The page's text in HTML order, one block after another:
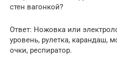
стен вагонкой?
Ответ: Ножовка или
уровень, рулетка, карандаш,
очки, респиратор.